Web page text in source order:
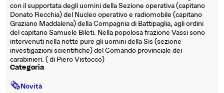
con il supportata degli uomini della Sezione operativa (capitano
Donato Recchia) del Nucleo operativo e radiomobile (capitano
Graziano Maddalena) della Compagnia di Battipaglia, agli ordini
del capitano Samuele Bileti. Nella popolosa frazione Vassi sono
intervenuti nella notte pure gli uomini della Sis (sezione
investigazioni scientifiche) del Comando provinciale dei
carabinieri. ( di Piero Vistocco)
Categoria
🗞Novità